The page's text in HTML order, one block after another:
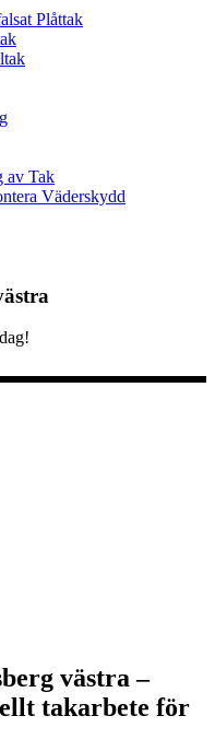
Plåttak
av Tak
Väderskydd
västra –
takarbete för